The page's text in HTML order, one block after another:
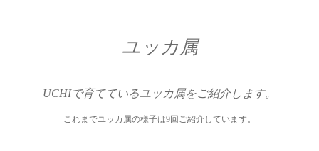
ユッカ属
UCHIで育てているユッカ属をご紹介します。
これまでユッカ属の様子は9回ご紹介しています。